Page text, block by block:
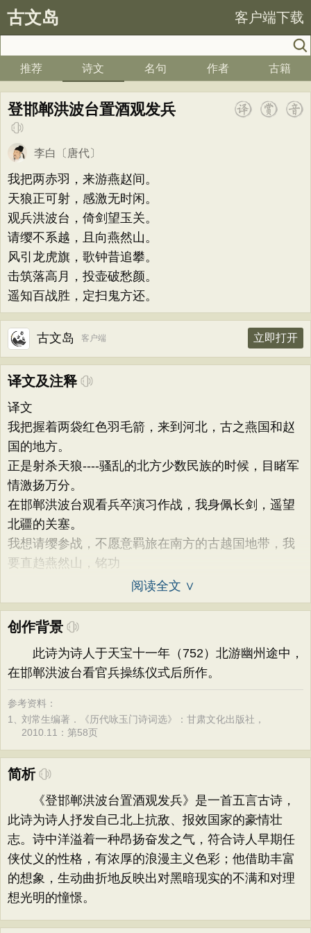
古文岛 客户端下载
推荐 诗文 名句 作者 古籍
登邯郸洪波台置酒观发兵
李白 〔唐代〕
我把两赤羽，来游燕赵间。
天狼正可射，感激无时闲。
观兵洪波台，倚剑望玉关。
请缨不系越，且向燕然山。
风引龙虎旗，歌钟昔追攀。
击筑落高月，投壶破愁颜。
遥知百战胜，定扫鬼方还。
古文岛 客户端 立即打开
译文及注释
译文
我把握着两袋红色羽毛箭，来到河北，古之燕国和赵
国的地方。
正是射杀天狼----骚乱的北方少数民族的时候，目睹军
情激扬万分。
在邯郸洪波台观看兵卒演习作战，我身佩长剑，遥望
北疆的关塞。
我想请缨参战，不愿意羁旅在南方的古越国地带，我
要直趋燕然山，铭功
阅读全文 ∨
创作背景
此诗为诗人于天宝十一年（752）北游幽州途中，
在邯郸洪波台看官兵操练仪式后所作。
参考资料：
1、刘常生编著．《历代咏玉门诗词选》：甘肃文化出版社，
2010.11：第58页
简析
《登邯郸洪波台置酒观发兵》是一首五言古诗，
此诗为诗人抒发自己北上抗敌、报效国家的豪情壮
志。诗中洋溢着一种昂扬奋发之气，符合诗人早期任
侠仗义的性格，有浓厚的浪漫主义色彩；他借助丰富
的想象，生动曲折地反映出对黑暗现实的不满和对理
想光明的憧憬。